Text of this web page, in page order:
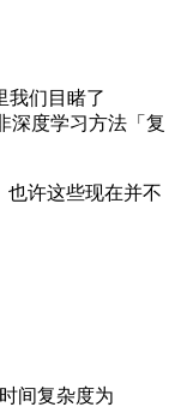
我们目睹了
深度学习方法「复
许这些现在并不
间复杂度为